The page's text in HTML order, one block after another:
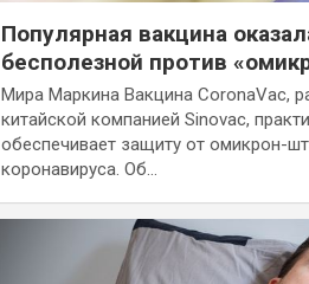
Популярная вакцина
бесполезной против
Мира Маркина Вакцина CoronaVac,
китайской компанией Sinovac,
обеспечивает защиту от омикрон-
коронавируса. Об…